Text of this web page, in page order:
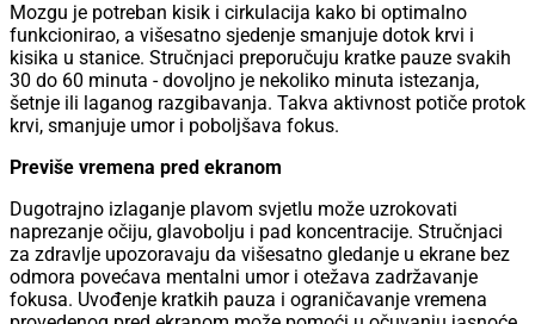
Mozgu je potreban kisik i cirkulacija kako bi optimalno
funkcionirao, a višesatno sjedenje smanjuje dotok krvi i
kisika u stanice. Stručnjaci preporučuju kratke pauze svakih
30 do 60 minuta - dovoljno je nekoliko minuta istezanja,
šetnje ili laganog razgibavanja. Takva aktivnost potiče protok
krvi, smanjuje umor i poboljšava fokus.
Previše vremena pred ekranom
Dugotrajno izlaganje plavom svjetlu može uzrokovati
naprezanje očiju, glavobolju i pad koncentracije. Stručnjaci
za zdravlje upozoravaju da višesatno gledanje u ekrane bez
odmora povećava mentalni umor i otežava zadržavanje
fokusa. Uvođenje kratkih pauza i ograničavanje vremena